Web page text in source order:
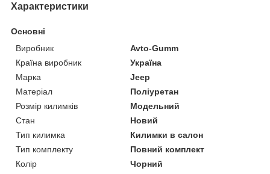
Характеристики
Основні
Виробник
Avto-Gumm
Країна виробник
Україна
Марка
Jeep
Матеріал
Поліуретан
Розмір килимків
Модельний
Стан
Новий
Тип килимка
Килимки в салон
Тип комплекту
Повний комплект
Колір
Чорний